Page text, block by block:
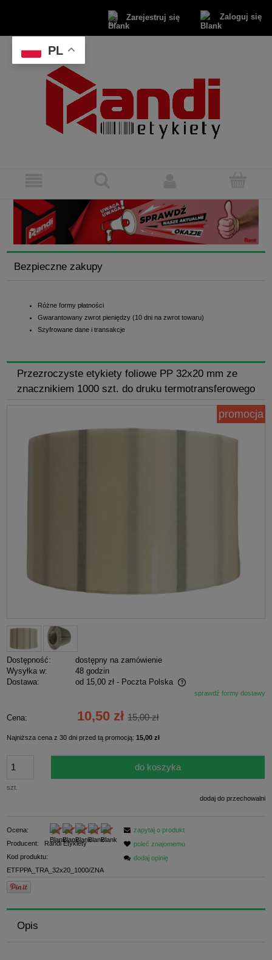
Zarejestruj się Zaloguj się
Bezpieczne zakupy
Różne formy płatności
Gwarantowany zwrot pieniędzy (10 dni na zwrot towaru)
Szyfrowane dane i transakcje
Przezroczyste etykiety foliowe PP 32x20 mm ze
znacznikiem 1000 szt. do druku termotransferowego
promocja
Dostępność:
dostępny na zamówienie
Wysyłka w:
48 godzin
Dostawa:
od 15,00 zł - Poczta Polska
Cena nie zawiera ewentualnych kosztów płatnościsprawdź formy dostawy
Cena: 10,50 zł 15,00 zł
Najniższa cena z 30 dni przed tą promocją: 15,00 zł
szt.
do koszyka
dodaj do przechowalni
Ocena:
Producent:
Randi Etykiety
Kod produktu:
ETFPPA_TRA_32x20_1000/ZNA
zapytaj o produkt
poleć znajomemu
dodaj opinię
Opis
PL